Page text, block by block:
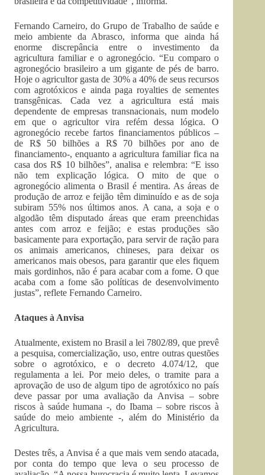
Fernando Carneiro, do Grupo de Trabalho de saúde e
meio ambiente da Abrasco, informa que ainda há
enorme discrepância entre o investimento da
agricultura familiar e o agronegócio. “Eu comparo o
agronegócio brasileiro a um gigante de pés de barro.
Hoje o agricultor gasta de 30% a 40% de seus recursos
com agrotóxicos e ainda paga royalties de sementes
transgênicas. Cada vez a agricultura está mais
dependente de empresas transnacionais, num modelo
em que o agricultor vira refém dessa lógica. O
agronegócio recebe fartos financiamentos públicos –
de R$ 50 bilhões a R$ 70 bilhões por ano de
financiamento-, enquanto a agricultura familiar fica na
casa dos R$ 10 bilhões”, analisa e relembra: “E isso
não tem explicação lógica. O mito de que o
agronegócio alimenta o Brasil é mentira. As áreas de
produção de arroz e feijão têm diminuído e as de soja
subiram 55% nos últimos anos. A cana, a soja e o
algodão têm disputado áreas que eram preenchidas
antes com arroz e feijão; e estas produções são
basicamente para exportação, para servir de ração para
os animais americanos, chineses, para deixar os
americanos mais obesos, para garantir que eles fiquem
mais gordinhos, não é para acabar com a fome. O que
acaba com a fome são políticas de desenvolvimento
justas”, reflete Fernando Carneiro.
Ataques à Anvisa
Atualmente, existem no Brasil a lei 7802/89, que prevê
a pesquisa, comercialização, uso, entre outras questões
sobre o agrotóxico, e o decreto 4.074/12, que
regulamenta a lei. Por meio deles, o tramite para a
aprovação de uso de algum tipo de agrotóxico no país
deve passar por uma avaliação da Anvisa – sobre
riscos à saúde humana -, do Ibama – sobre riscos à
saúde do meio ambiente -, além do Ministério da
Agricultura.
Destes três, a Anvisa é a que mais vem sendo atacada,
por conta do tempo que leva o seu processo de